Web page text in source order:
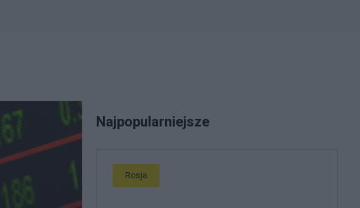
Najpopularniejsze
Rosja